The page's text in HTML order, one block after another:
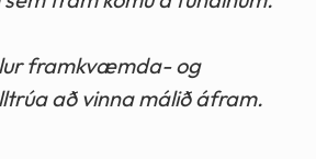
framkvæmda- og
að vinna málið áfram.